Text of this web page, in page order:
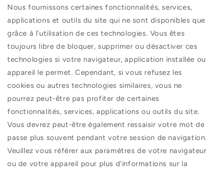
Nous fournissons certaines fonctionnalités, services,
applications et outils du site qui ne sont disponibles que
grâce à l'utilisation de ces technologies. Vous êtes
toujours libre de bloquer, supprimer ou désactiver ces
technologies si votre navigateur, application installée ou
appareil le permet. Cependant, si vous refusez les
cookies ou autres technologies similaires, vous ne
pourrez peut-être pas profiter de certaines
fonctionnalités, services, applications ou outils du site.
Vous devrez peut-être également ressaisir votre mot de
passe plus souvent pendant votre session de navigation.
Veuillez vous référer aux paramètres de votre navigateur
ou de votre appareil pour plus d'informations sur la